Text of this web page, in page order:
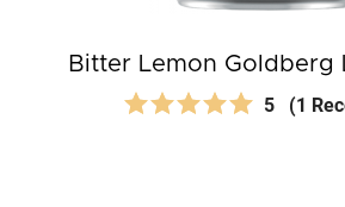
Bitter Lemon Goldberg
5 (1